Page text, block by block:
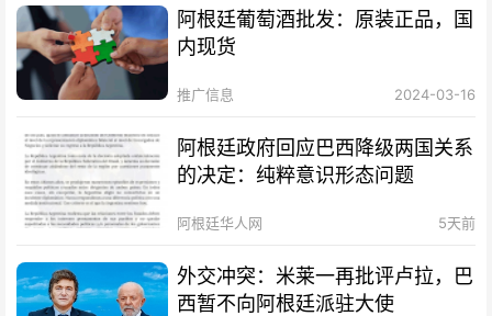
阿根廷葡萄酒批发：原装正品，国
内现货
推广信息 2024-03-16
阿根廷政府回应巴西降级两国关系
的决定：纯粹意识形态问题
阿根廷华人网 5天前
外交冲突：米莱一再批评卢拉，巴
西暂不向阿根廷派驻大使